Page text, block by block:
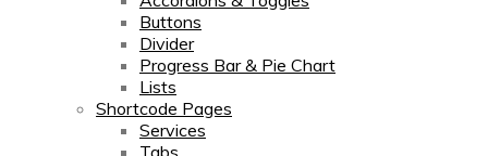
Buttons
Divider
Progress Bar & Pie Chart
Lists
Shortcode Pages
Services
Tabs